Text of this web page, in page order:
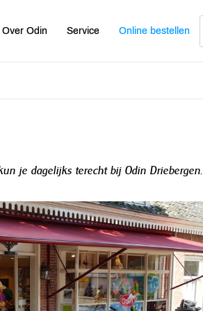
Over Odin Service Online bestellen
je dagelijks terecht bij Odin Driebergen.